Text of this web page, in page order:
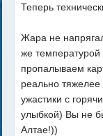
Теперь
Жара не
же
пропалываем
реально тяжелее
ужастики с
улыбкой) Вы не
Алтае!))